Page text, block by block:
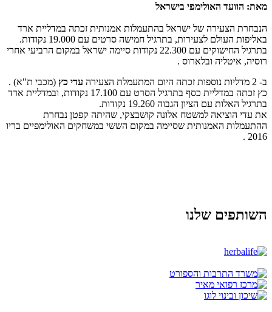
מאת: הוועד האולימפי בישראל
הנבחרת הצעירה של ישראל בהתעמלות אמנותית זכתה במדליית ארד
באליפות העולם לצעירות, בתרגיל חמישה סרטים עם 19.000 נקודות.
בתרגיל החישוקים עם 22.300 נקודות סיימה ישראל במקום הרביעי אחרי
רוסיה, איטליה ובלארוס .
ב- 2 מדליות נוספות זכתה היום המתעמלת הצעירה
עדי כץ (מכבי ת"א) .
כץ זכתה במדליית כסף בתרגיל הסרט עם 17.100 נקודות, ובמדליית ארד
בתרגיל האלות עם הציון הגבוה 19.260 נקודות.
את עדי הוציאה למשטח אלונה קושבצקי, שהיתה קפטן נבחרת
ההתעמלות האמנותית שסיימה במקום הששי במשחקים האולימפיים בריו
2016 .
השותפים שלנו